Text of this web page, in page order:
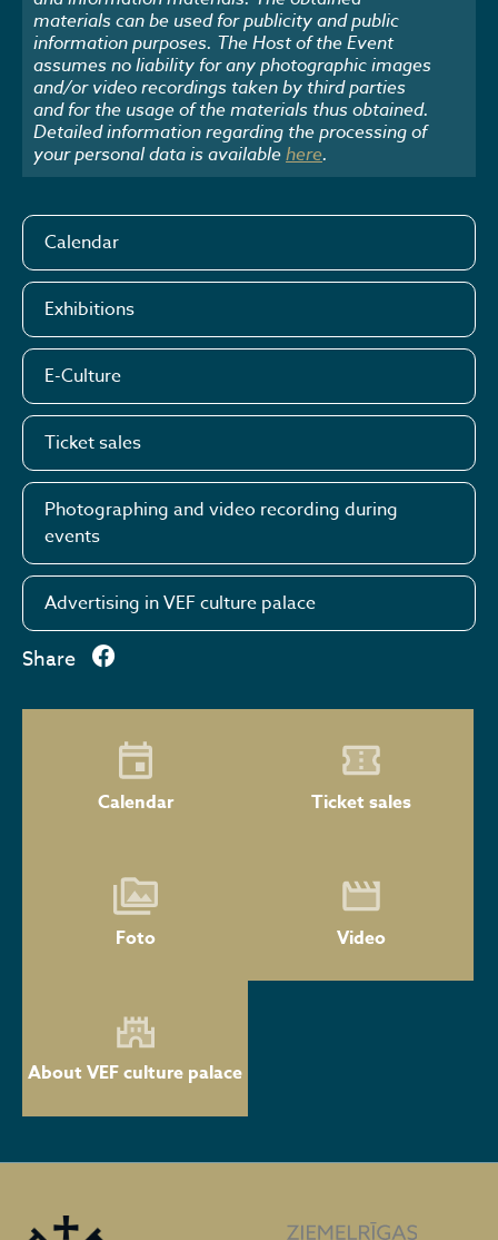
materials can be used for publicity and public
information purposes. The Host of the Event
assumes no liability for any photographic images
and/or video recordings taken by third parties
and for the usage of the materials thus obtained.
Detailed information regarding the processing of
your personal data is availablehere.
Calendar
Exhibitions
E-Culture
Ticket sales
Photographing and video recording during
events
Advertising in VEF culture palace
Share
Calendar Ticket sales
Foto Video
About VEF culture palace